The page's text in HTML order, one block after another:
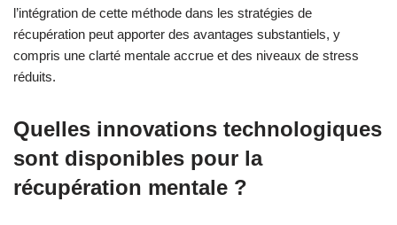
l’intégration de cette méthode dans les stratégies de
récupération peut apporter des avantages substantiels, y
compris une clarté mentale accrue et des niveaux de stress
réduits.
Quelles innovations technologiques
sont disponibles pour la
récupération mentale ?